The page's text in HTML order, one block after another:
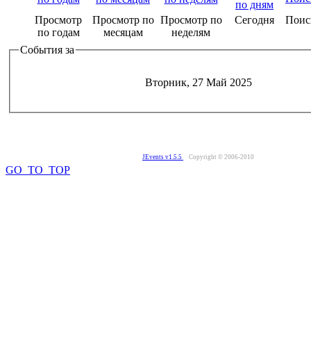
Просмотр
по годам
Просмотр по
месяцам
Просмотр по
неделям
Сегодня
События за
Вторник, 27 Май 2025
JEvents v1.5.5 Copyright © 2006-2010
GO_TO_TOP